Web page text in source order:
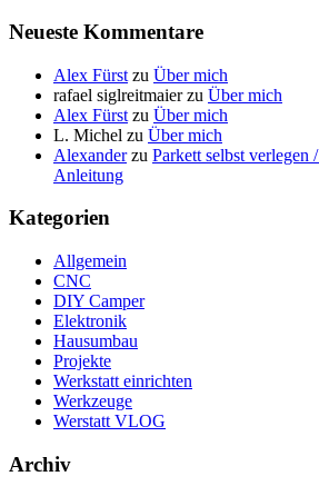
Neueste Kommentare
Alex Fürst zu Über mich
rafael siglreitmaierzu Über mich
Alex Fürst zu Über mich
L. Michel zu Über mich
Alexanderzu Parkett selbst verlegen
Anleitung
Kategorien
Allgemein
CNC
DIY Camper
Elektronik
Hausumbau
Projekte
Werkstatt einrichten
Werkzeuge
Werstatt VLOG
Archiv